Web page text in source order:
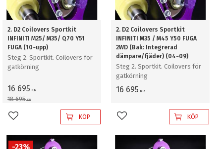
2. D2 Coilovers Sportkit
INFINITI M25/ M35/ Q70 Y51
FUGA (10~upp)
Steg 2. Sportkit. Coilovers för
gatkörning
16 695 KR
18 695KR
Lägg till i favoriterKÖP
2. D2 Coilovers Sportkit
INFINITI M35 / M45 Y50 FUGA
2WD (Bak: Integrerad
dämpare/fjäder) (04~09)
Steg 2. Sportkit. Coilovers för
gatkörning
16 695 KR
Lägg till i favoriterKÖP
23%